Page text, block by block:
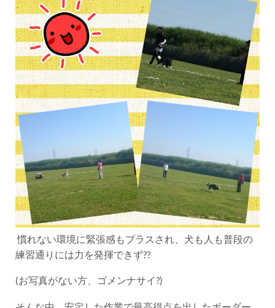
慣れない環境に緊張感もプラスされ、犬も人も普段の
練習通りには力を発揮できず??
(お写真がない方、ゴメンナサイ?)